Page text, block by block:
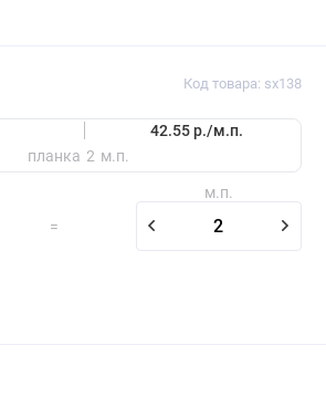
Код товара: sx138
42.55 р./м.п.
планка 2 м.п.
=
м.п.